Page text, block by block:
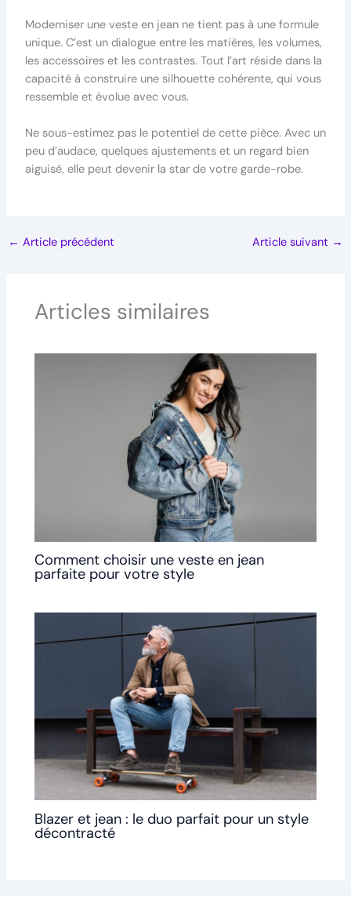
Moderniser une veste en jean ne tient pas à une formule
unique. C’est un dialogue entre les matières, les volumes,
les accessoires et les contrastes. Tout l’art réside dans la
capacité à construire une silhouette cohérente, qui vous
ressemble et évolue avec vous.
Ne sous-estimez pas le potentiel de cette pièce. Avec un
peu d’audace, quelques ajustements et un regard bien
aiguisé, elle peut devenir la star de votre garde-robe.
← Article précédent Article suivant →
Articles similaires
Comment choisir une veste en jean
parfaite pour votre style
Blazer et jean : le duo parfait pour un style
décontracté